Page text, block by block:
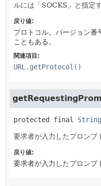
ルには「SOCKS」と指定
戻り値:
プロトコル。バージョン
こともある。
関連項目:
URL.getProtocol()
protected final String
要求者が入力したプロンプ
戻り値:
要求者が入力したプロン